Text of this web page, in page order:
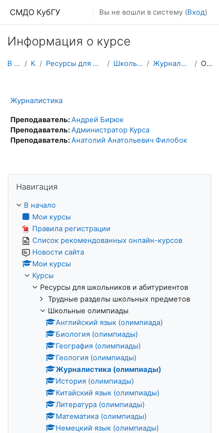
СМДО КубГУ Вы не вошли в систему (Вход)
Информация о курсе
В начало Курсы Ресурсы для школьников и абитуриентов Школьные олимпиады Журналистика (олимпиады) Описание
Журналистика
Преподаватель:Андрей Бирюк
Преподаватель:Администратор Курса
Преподаватель:Анатолий Анатольевич Филобок
Навигация
В начало
Мои курсы
Правила регистрации
Список рекомендованных онлайн-курсов
Новости сайта
Мои курсы
Курсы
Ресурсы для школьников и абитуриентов
Трудные разделы школьных предметов
Школьные олимпиады
Английский язык (олимпиада)
Биология (олимпиады)
География (олимпиады)
Геология (олимпиады)
Журналистика (олимпиады)
История (олимпиады)
Китайский язык (олимпиады)
Литература (олимпиады)
Математика (олимпиады)
Немецкий язык (олимпиады)